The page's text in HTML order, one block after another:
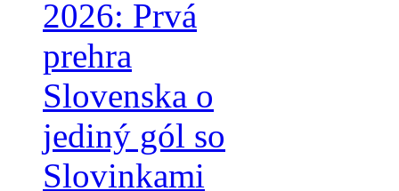
2026: Prvá
prehra
Slovenska o
jediný gól so
Slovinkami